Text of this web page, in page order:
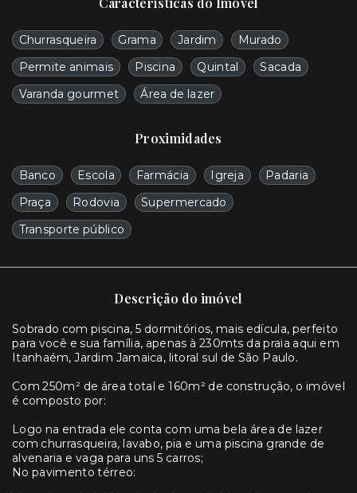
Churrasqueira Grama Jardim
Murado
Permite animais
Piscina Quintal
Sacada
Varanda gourmet
Área de lazer
Proximidades
Banco Escola Farmácia Igreja
Padaria
Praça
Rodovia
Supermercado
Transporte público
Descrição do imóvel
Sobrado com piscina, 5 dormitórios, mais edícula, perfeito
para você e sua família, apenas à 230mts da praia aqui em
Itanhaém, Jardim Jamaica, litoral sul de São Paulo.
Com 250m² de área total e 160m² de construção, o imóvel
é composto por:
Logo na entrada ele conta com uma bela área de lazer
com churrasqueira, lavabo, pia e uma piscina grande de
alvenaria e vaga para uns 5 carros;
No pavimento térreo: